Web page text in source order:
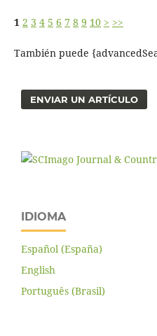
1 2 3 4 5 6 7 8 9 10 > >>
También puede
ENVIAR UN ARTÍCULO
IDIOMA
Español (España)
English
Português (Brasil)